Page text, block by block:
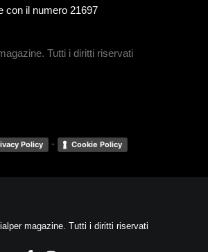
con il numero 21697
Tutti i diritti riservati
Policy - Cookie Policy
magazine. Tutti i diritti riservati